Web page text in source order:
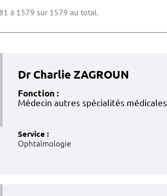
à 1579 sur 1579 au total.
Dr Charlie ZAGROUN
Fonction :
Médecin autres spécialités médicales
Service :
Ophtalmologie